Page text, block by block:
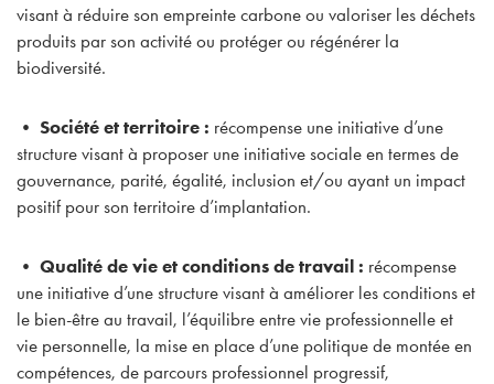
visant à réduire son empreinte carbone ou valoriser les déchets
produits par son activité ou protéger ou régénérer la
biodiversité.
• Société et territoire : récompense une initiative d’une
structure visant à proposer une initiative sociale en termes de
gouvernance, parité, égalité, inclusion et/ou ayant un impact
positif pour son territoire d’implantation.
• Qualité de vie et conditions de travail : récompense
une initiative d’une structure visant à améliorer les conditions et
le bien-être au travail, l’équilibre entre vie professionnelle et
vie personnelle, la mise en place d’une politique de montée en
compétences, de parcours professionnel progressif,